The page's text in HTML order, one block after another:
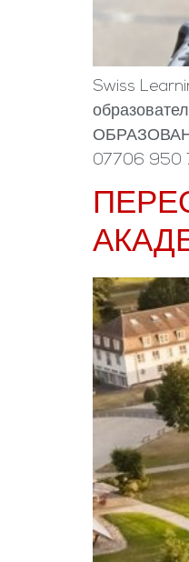
Swiss
07706 950